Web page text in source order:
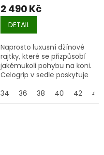
46
2 490 Kč
DETAIL
Naprosto luxusní džínové
rajtky, které se přizpůsobí
jakémukoli pohybu na koni.
Celogrip v sedle poskytuje
34
36 38 40 42 44